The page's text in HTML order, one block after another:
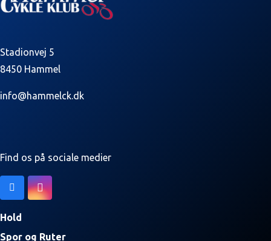
Stadionvej 5
8450 Hammel
info@hammelck.dk
Find os på sociale medier
Hold
Spor og Ruter